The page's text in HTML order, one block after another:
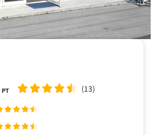
PT (13)